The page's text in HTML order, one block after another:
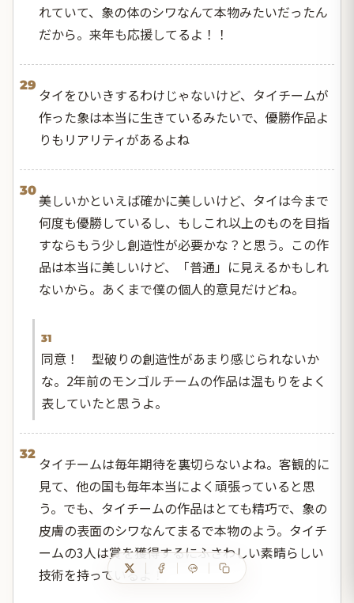
れていて、象の体のシワなんて本物みたいだったん
だから。来年も応援してるよ！！
29
タイをひいきするわけじゃないけど、タイチームが
作った象は本当に生きているみたいで、優勝作品よ
りもリアリティがあるよね
30
美しいかといえば確かに美しいけど、タイは今まで
何度も優勝しているし、もしこれ以上のものを目指
すならもう少し創造性が必要かな？と思う。この作
品は本当に美しいけど、「普通」に見えるかもしれ
ないから。あくまで僕の個人的意見だけどね。
31
同意！ 型破りの創造性があまり感じられないか
な。2年前のモンゴルチームの作品は温もりをよく
表していたと思うよ。
32
タイチームは毎年期待を裏切らないよね。客観的に
見て、他の国も毎年本当によく頑張っていると思
う。でも、タイチームの作品はとても精巧で、象の
皮膚の表面のシワなんてまるで本物のよう。タイチ
ームの3人は賞を獲得するにふさわしい素晴らしい
技術を持っているよ！